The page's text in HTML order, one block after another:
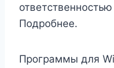
Подробнее.
Программы для